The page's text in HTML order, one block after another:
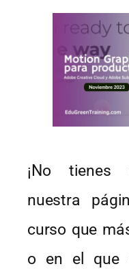
¡No tienes
nuestra
curso que
o en el que